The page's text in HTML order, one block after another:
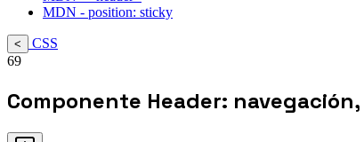
MDN - position: sticky
<
CSS
69
Componente Header: